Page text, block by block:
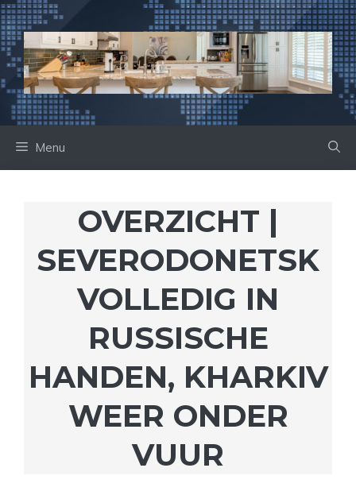
Ga
naar
de
inhoud
Menu
OVERZICHT |
SEVERODONETSK
VOLLEDIG IN
RUSSISCHE
HANDEN, KHARKIV
WEER ONDER
VUUR